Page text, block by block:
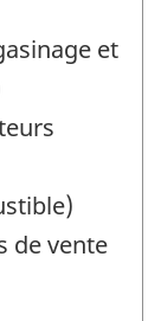
et
de vente